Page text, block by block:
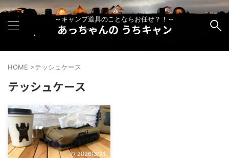
～キャンプ道具のことならお任せ？！～
あっちゃんの うちキャン
HOME >テッシュケース
テッシュケース
2026/3/21